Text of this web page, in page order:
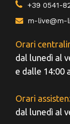
+39 0541-
m-live@m-
Orari
dal lunedì al
e dalle 14:00
Orari
dal lunedì al